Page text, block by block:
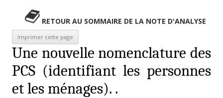
RETOUR AU SOMMAIRE DE LA NOTE D'ANALYSE
Une nouvelle nomenclature des
PCS (identifiant les personnes
et les ménages). .